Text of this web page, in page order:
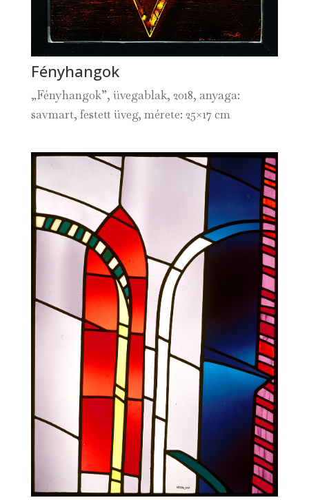
Fényhangok
„Fényhangok”, üvegablak, 2018, anyaga:
savmart, festett üveg, mérete: 25×17 cm